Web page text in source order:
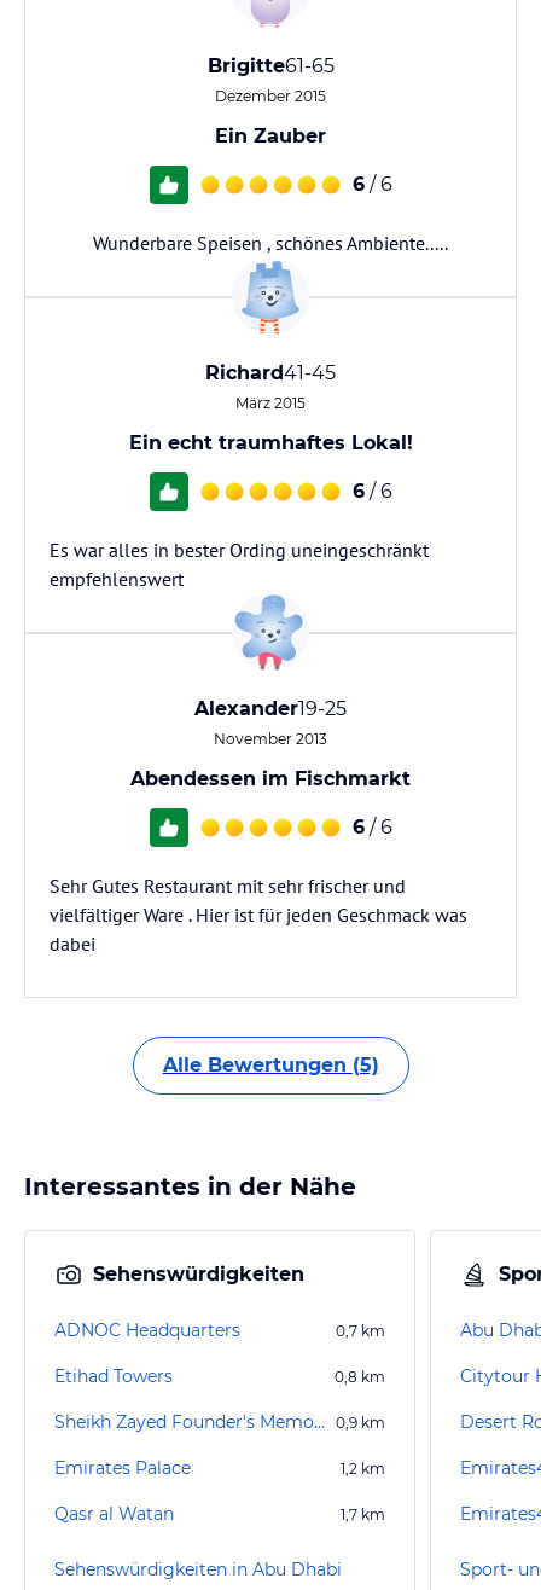
Brigitte61-65
Dezember 2015
Ein Zauber
6 / 6
Wunderbare Speisen , schönes Ambiente.....
Richard41-45
März 2015
Ein echt traumhaftes Lokal!
6 / 6
Es war alles in bester Ording uneingeschränkt
empfehlenswert
Alexander19-25
November 2013
Abendessen im Fischmarkt
6 / 6
Sehr Gutes Restaurant mit sehr frischer und
vielfältiger Ware . Hier ist für jeden Geschmack was
dabei
Alle Bewertungen (5)
Interessantes in der Nähe
Sehenswürdigkeiten
ADNOC Headquarters 0,7 km
Etihad Towers 0,8 km
Sheikh Zayed Founder's Memorial 0,9 km
Emirates Palace 1,2 km
Qasr al Watan 1,7 km
Sehenswürdigkeiten in Abu Dhabi
Abu
Desert